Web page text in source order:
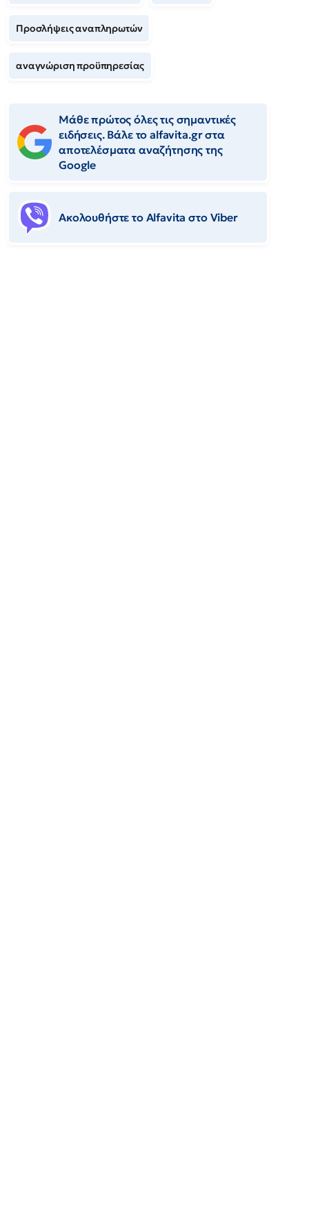
Προσλήψεις αναπληρωτών
αναγνώριση προϋπηρεσίας
Μάθε πρώτος όλες τις σημαντικές
ειδήσεις. Βάλε το alfavita.gr στα
αποτελέσματα αναζήτησης της
Google
Ακολουθήστε το Αlfavita στο Viber